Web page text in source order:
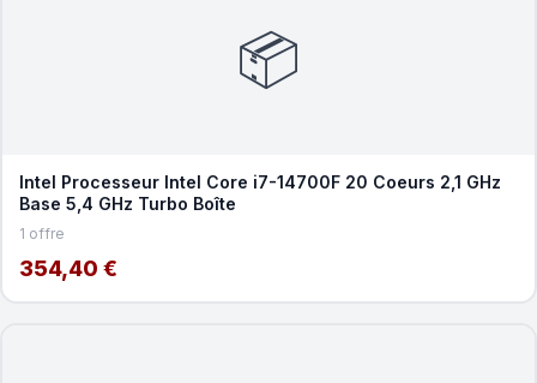
📦
Intel Processeur Intel Core i7-14700F 20 Coeurs 2,1 GHz
Base 5,4 GHz Turbo Boîte
1 offre
354,40 €